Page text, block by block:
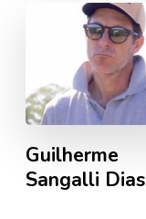
Guilherme
Sangalli Dias